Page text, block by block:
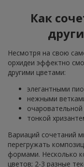
Как
Несмотря на свою
орхидеи эффектно
другими цветами:
элегантными
нежными
очаровательной
тонкой
Вариаций сочетаний
перегружать
формами. Несколько
цветов; 2-3 разные